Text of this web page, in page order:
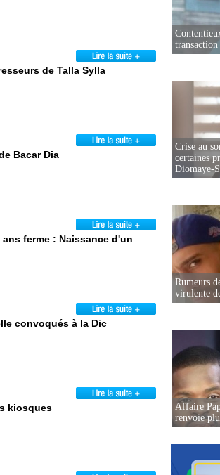
de Talla Sylla
Bacar Dia
ferme : Naissance d'un
convoqués à la Dic
kiosques
transaction
Crise au
certaines
Diomaye-
Rumeurs
virulente
Affaire
renvoie